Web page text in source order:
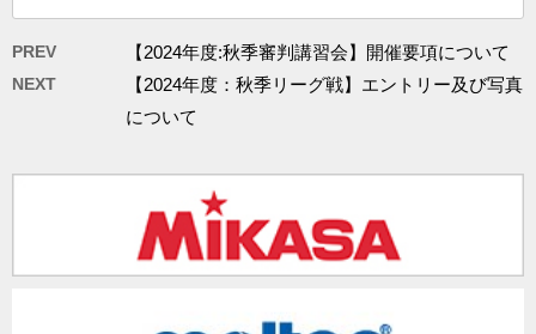
PREV 【2024年度:秋季審判講習会】開催要項について
NEXT
【2024年度：秋季リーグ戦】エントリー及び写真
について